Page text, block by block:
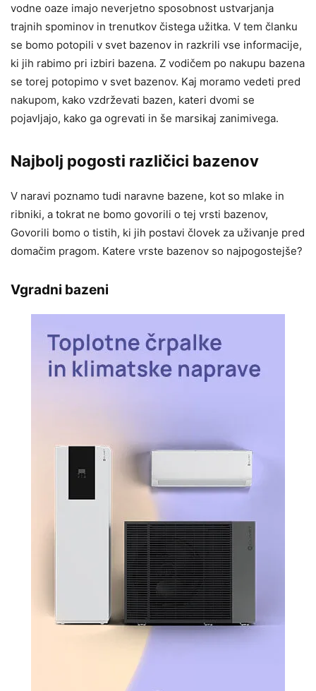
vodne oaze imajo neverjetno sposobnost ustvarjanja
trajnih spominov in trenutkov čistega užitka. V tem članku
se bomo potopili v svet bazenov in razkrili vse informacije,
ki jih rabimo pri izbiri bazena. Z vodičem po nakupu bazena
se torej potopimo v svet bazenov. Kaj moramo vedeti pred
nakupom, kako vzdrževati bazen, kateri dvomi se
pojavljajo, kako ga ogrevati in še marsikaj zanimivega.
Najbolj pogosti različici bazenov
V naravi poznamo tudi naravne bazene, kot so mlake in
ribniki, a tokrat ne bomo govorili o tej vrsti bazenov,
Govorili bomo o tistih, ki jih postavi človek za uživanje pred
domačim pragom. Katere vrste bazenov so najpogostejše?
Vgradni bazeni